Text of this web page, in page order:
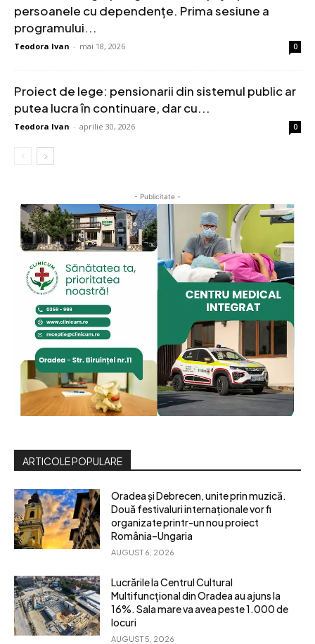
persoanele cu dependențe. Prima sesiune a
programului...
Teodora Ivan - mai 18, 2026 0
Proiect de lege: pensionarii din sistemul public ar
putea lucra în continuare, dar cu...
Teodora Ivan - aprilie 30, 2026 0
- Publicitate -
ARTICOLE POPULARE
Oradea și Debrecen, unite prin muzică.
Două festivaluri internaționale vor fi
organizate printr-un nou proiect
România–Ungaria
AUGUST 6, 2026
Lucrările la Centrul Cultural
Multifuncțional din Oradea au ajuns la
16%. Sala mare va avea peste 1.000 de
locuri
AUGUST 5, 2026